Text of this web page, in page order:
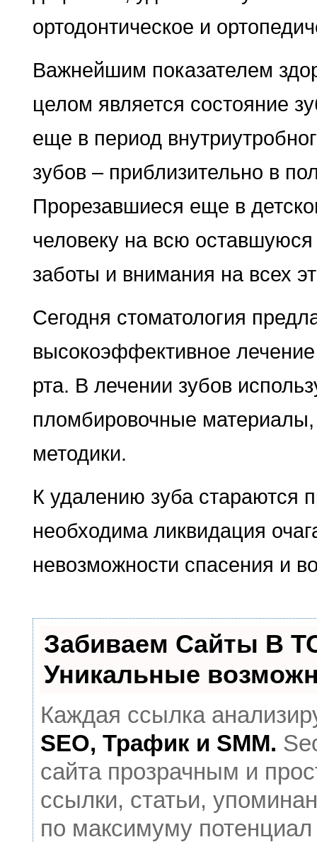
ортодонтическое и
Важнейшим показателем
целом является состояние
еще в период
зубов – приблизительно в
Прорезавшиеся еще в
человеку на всю
заботы и внимания на всех
Сегодня стоматология
высокоэффективное
рта. В лечении зубов
пломбировочные
методики.
К удалению зуба стараются
необходима ликвидация
невозможности спасения и
Забиваем Сайты В
Уникальные
Каждая ссылка
SEO, Трафик и SMM.
сайта прозрачным и
ссылки, статьи,
по максимуму